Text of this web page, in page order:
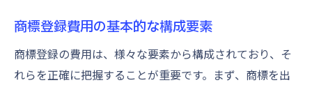
長期的な視点で見る商標維持費用の管理
商標登録における費用対策の重要性
費用の見積もりと資金計画の作成
商標登録費用の基本的な構成要素
商標登録の費用は、様々な要素から構成されており、そ
れらを正確に把握することが重要です。まず、商標を出